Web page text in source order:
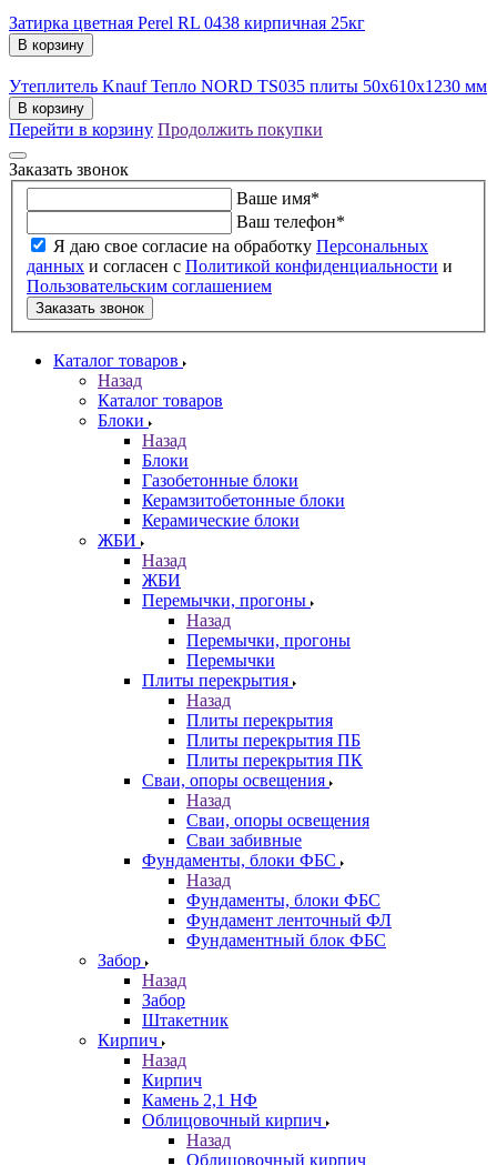
Затирка цветная Perel RL 0438 кирпичная 25кг
В корзину
Утеплитель Knauf Тепло NORD TS035 плиты 50х610х1230 мм
В корзину
Перейти в корзину Продолжить покупки
Заказать звонок
Ваше имя*
Ваш телефон*
Я даю свое согласие на обработку Персональных
данных и согласен с Политикой конфиденциальности и
Пользовательским соглашением
Заказать звонок
Каталог товаров
Назад
Каталог товаров
Блоки
Назад
Блоки
Газобетонные блоки
Керамзитобетонные блоки
Керамические блоки
ЖБИ
Назад
ЖБИ
Перемычки, прогоны
Назад
Перемычки, прогоны
Перемычки
Плиты перекрытия
Назад
Плиты перекрытия
Плиты перекрытия ПБ
Плиты перекрытия ПК
Сваи, опоры освещения
Назад
Сваи, опоры освещения
Сваи забивные
Фундаменты, блоки ФБС
Назад
Фундаменты, блоки ФБС
Фундамент ленточный ФЛ
Фундаментный блок ФБС
Забор
Назад
Забор
Штакетник
Кирпич
Назад
Кирпич
Камень 2,1 НФ
Облицовочный кирпич
Назад
Облицовочный кирпич